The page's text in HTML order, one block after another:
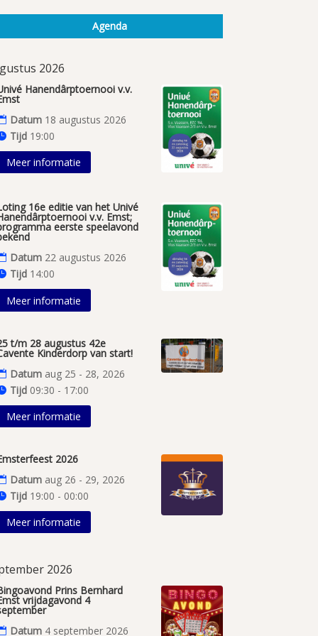
Agenda
2026
Hanendârptoernooi v.v.
Datum 18 augustus 2026
Tijd 19:00
Meer informatie
16e editie van het Univé
v.v. Emst;
eerste speelavond
Datum 22 augustus 2026
Tijd 14:00
Meer informatie
t/m 28 augustus 42e
Kinderdorp van start!
Datum aug 25 - 28, 2026
Tijd 09:30 - 17:00
Meer informatie
2026
Datum aug 26 - 29, 2026
Tijd 19:00 - 00:00
Meer informatie
2026
Prins Bernhard
vrijdagavond 4
Datum 4 september 2026